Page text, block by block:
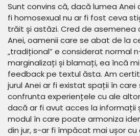
Sunt convins că, dacă lumea
fi homosexual nu ar fi fost ceva
trăit și astăzi. Cred de asemenea
Anei, oamenii care se abat de la
„tradițional” e considerat normal
marginalizați și blamați, ea încă
feedback pe textul ăsta. Am
jurul Anei ar fi existat spații în
confrunta experiențele cu ale
dacă ar fi avut acces la informații
modul în care poate armoniza
din jur, s-ar fi împăcat mai ușor cu